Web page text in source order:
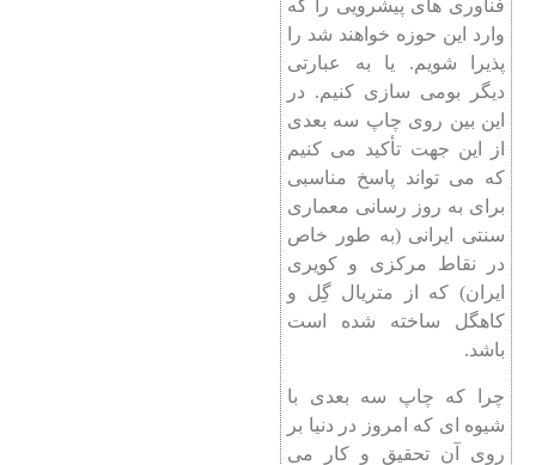
فناوری های پیشرویی را که
وارد این حوزه خواهند شد را
پذیرا شویم. یا به عبارتی
دیگر بومی سازی کنیم. در
این بین روی چاپ سه بعدی
از این جهت تأکید می کنیم
که می تواند پاسخ مناسبی
برای به روز رسانی معماری
سنتی ایرانی (به طور خاص
در نقاط مرکزی و کویری
ایران) که از متریال گِل و
کاهگل ساخته شده است
باشد.
چرا که چاپ سه بعدی با
شیوه‌ ای که امروز در دنیا بر
روی آن تحقیق و کار می